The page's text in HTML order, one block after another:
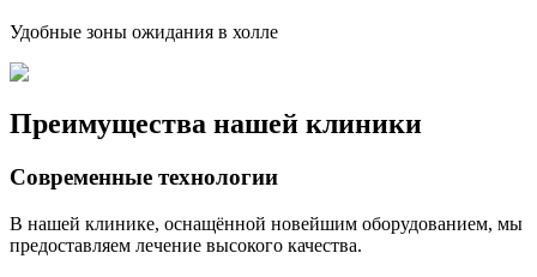
Удобные зоны ожидания в холле
Преимущества нашей клиники
Современные технологии
В нашей клинике, оснащённой новейшим оборудованием, мы
предоставляем лечение высокого качества.